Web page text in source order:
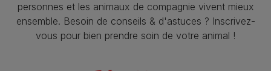
personnes et les animaux de compagnie vivent mieux
ensemble. Besoin de conseils & d'astuces ? Inscrivez-
vous pour bien prendre soin de votre animal !